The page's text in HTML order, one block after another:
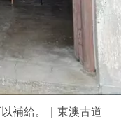
補給。｜東澳古道